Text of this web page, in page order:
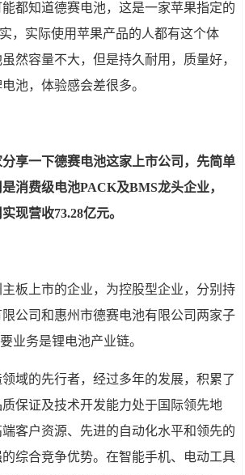
都知道德赛电池，这是一家苹果指定的
，实际使用苹果产品的人都有这个体
然容量不大，但是持久耐用，质量好，
池，体验感会差很多。
享一下德赛电池这家上市公司，先简单
消费级电池PACK及BMS龙头企业，
现营收73.28亿元。
板上市的企业，为控股型企业，分别持
公司和惠州市德赛电池有限公司两家子
业务是锂电池产业链。
域的先行者，经过多年的发展，积累了
保证及技术开发能力处于国际领先地
客户资源、先进的自动化水平和领先的
综合竞争优势。在智能手机、电动工具